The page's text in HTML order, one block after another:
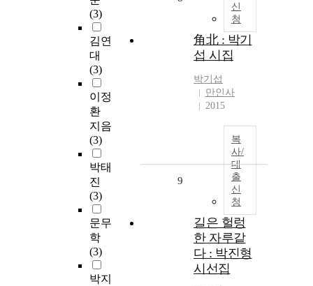
(3)
김연
대
(3)
이정
환
지음
(3)
박태
진
(3)
문무
학
(3)
박지
신
청
角北 : 박기
섭 시집
박기섭
만인사
2015
복
사/
대
출
신
청
9
길은 헐렁
한 자루같
다 : 박진형
시선집